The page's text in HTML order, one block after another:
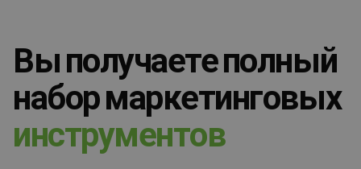
Вы получаете полный
набор маркетинговых
инструментов